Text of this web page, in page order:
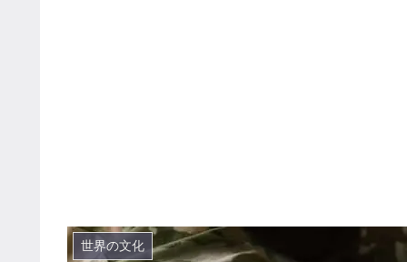
世界の文化